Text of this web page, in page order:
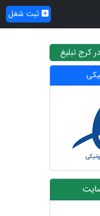
ثبت شغل
کرج تبلیغ